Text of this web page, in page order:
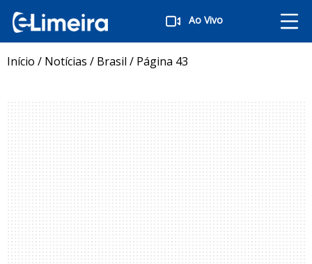
Ao Vivo
Início / Notícias / Brasil / Página 43